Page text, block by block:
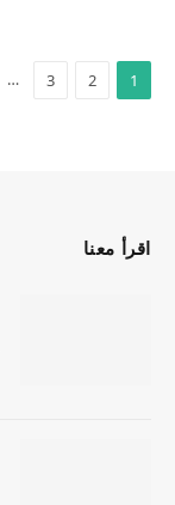
1
2
3
…
اقرأ معنا